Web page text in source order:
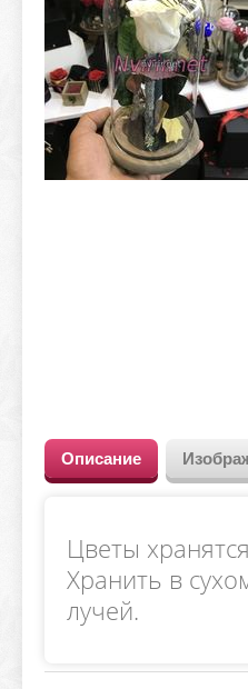
Описание
Цветы
Хранить в
лучей.